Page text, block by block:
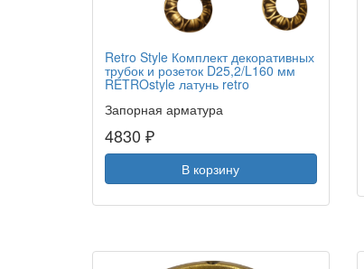
Retro Style Комплект декоративных
трубок и розеток D25,2/L160 мм
RETROstyle латунь retro
Запорная арматура
4830 ₽
В корзину